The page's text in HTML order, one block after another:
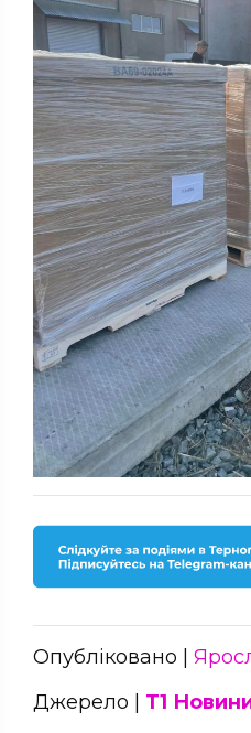
Опубліковано |
Джерело | Т1